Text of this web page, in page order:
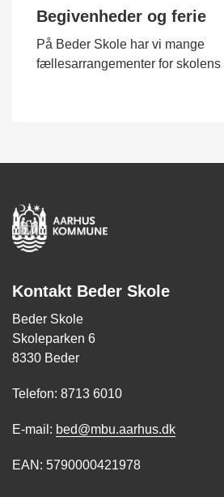
Begivenheder og ferie
På Beder Skole har vi mange
fællesarrangementer for skolens
Kontakt Beder Skole
Beder Skole
Skoleparken 6
8330 Beder
Telefon: 8713 6010
E-mail: bed@mbu.aarhus.dk
EAN: 5790000421978